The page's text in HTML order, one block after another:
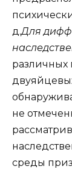
д.Для
различных
не
среды